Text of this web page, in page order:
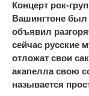
Концерт рок-
Вашингтоне был
объявил
сейчас русские
отложат свои
акапелла свою
называется